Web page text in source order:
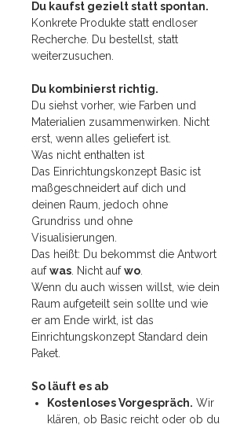
Du kaufst gezielt statt spontan.
Konkrete Produkte statt endloser
Recherche. Du bestellst, statt
weiterzusuchen.
Du kombinierst richtig.
Du siehst vorher, wie Farben und
Materialien zusammenwirken. Nicht
erst, wenn alles geliefert ist.
Was nicht enthalten ist
Das Einrichtungskonzept Basic ist
maßgeschneidert auf dich und
deinen Raum, jedoch ohne
Grundriss und ohne
Visualisierungen.
Das heißt: Du bekommst die Antwort
aufwas . Nicht aufwo
Wenn du auch wissen willst, wie dein
Raum aufgeteilt sein sollte und wie
er am Ende wirkt, ist das
Einrichtungskonzept Standard dein
Paket.
So läuft es ab
Kostenloses Vorgespräch. Wir
klären, ob Basic reicht oder ob du